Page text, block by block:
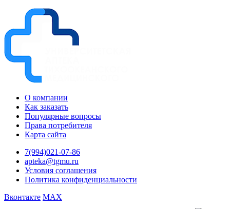
О компании
Как заказать
Популярные вопросы
Права потребителя
Карта сайта
7(994)021-07-86
apteka@tgmu.ru
Условия соглашения
Политика конфиденциальности
Вконтакте MAX